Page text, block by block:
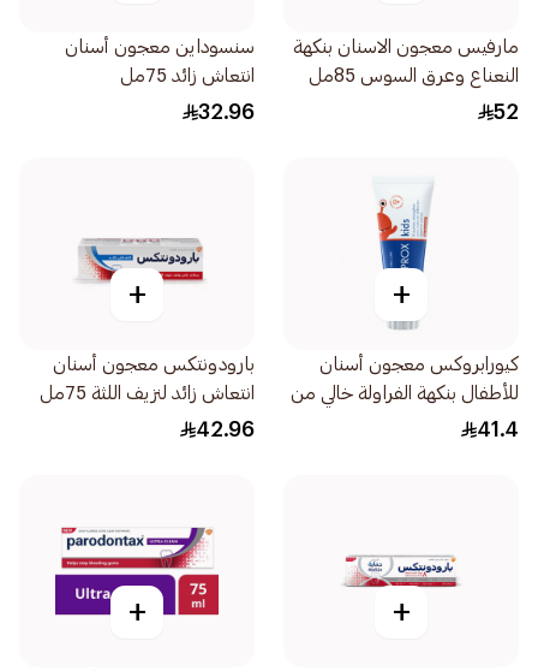
مارفيس معجون الاسنان بنكهة
النعناع وعرق السوس 85مل
52
سنسوداين معجون أسنان
انتعاش زائد 75مل
32.96
+
كيورابروكس معجون أسنان
للأطفال بنكهة الفراولة خالي من
الفلورايد 6 سنوات 60مل
41.4
+
بارودونتكس معجون أسنان
انتعاش زائد لنزيف اللثة 75مل
42.96
+
+